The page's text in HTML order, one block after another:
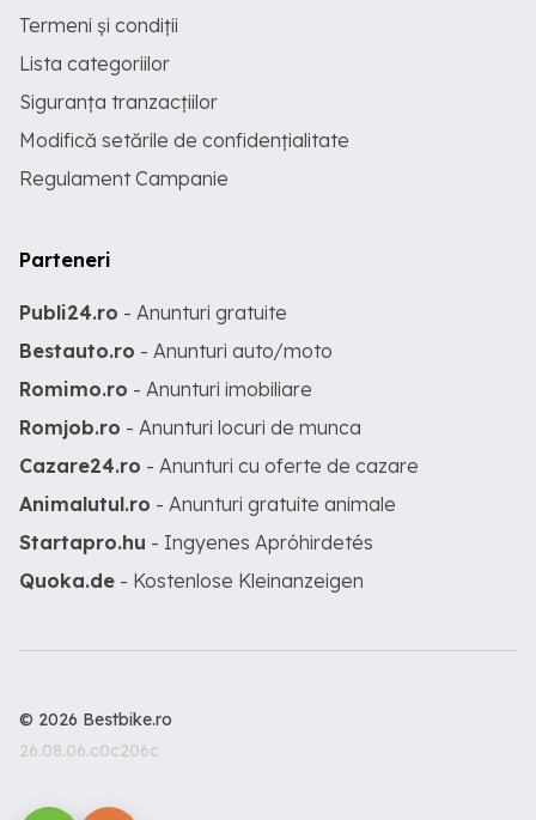
Termeni și condiții
Lista categoriilor
Siguranța tranzacțiilor
Modifică setările de confidențialitate
Regulament Campanie
Parteneri
Publi24.ro - Anunturi gratuite
Bestauto.ro - Anunturi auto/moto
Romimo.ro - Anunturi imobiliare
Romjob.ro - Anunturi locuri de munca
Cazare24.ro - Anunturi cu oferte de cazare
Animalutul.ro - Anunturi gratuite animale
Startapro.hu - Ingyenes Apróhirdetés
Quoka.de - Kostenlose Kleinanzeigen
© 2026 Bestbike.ro
26.08.06.c0c206c